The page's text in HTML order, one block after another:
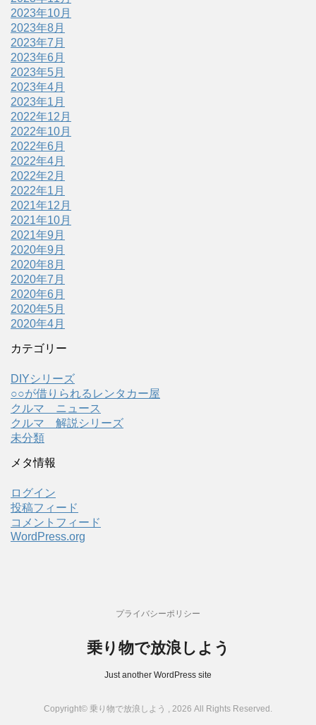
2023年10月
2023年8月
2023年7月
2023年6月
2023年5月
2023年4月
2023年1月
2022年12月
2022年10月
2022年6月
2022年4月
2022年2月
2022年1月
2021年12月
2021年10月
2021年9月
2020年9月
2020年8月
2020年7月
2020年6月
2020年5月
2020年4月
カテゴリー
DIYシリーズ
○○が借りられるレンタカー屋
クルマ ニュース
クルマ 解説シリーズ
未分類
メタ情報
ログイン
投稿フィード
コメントフィード
WordPress.org
プライバシーポリシー
乗り物で放浪しよう
Just another WordPress site
Copyright© 乗り物で放浪しよう , 2026 All Rights Reserved.